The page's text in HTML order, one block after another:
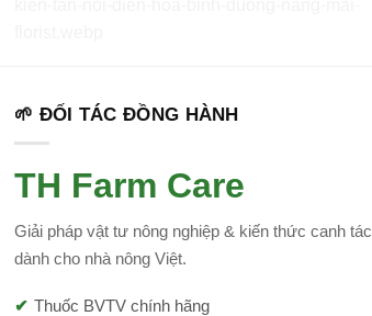
🌱 ĐỐI TÁC ĐỒNG HÀNH
TH Farm Care
Giải pháp vật tư nông nghiệp & kiến thức canh tác
dành cho nhà nông Việt.
Thuốc BVTV chính hãng